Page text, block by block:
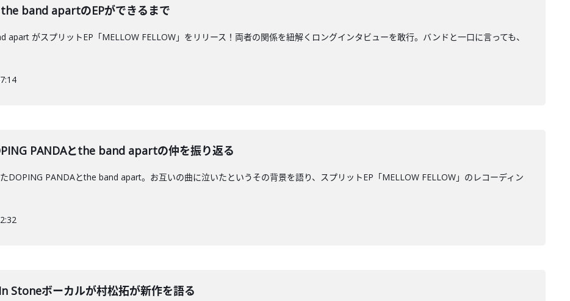
band apartのEPができるまで
apart がスプリットEP「MELLOW FELLOW」をリリース！両者の関係を紐解くロングインタビューを敢行。バンドと一口に言っても、
PANDAとthe band apartの仲を振り返る
DOPING PANDAとthe band apart。お互いの曲に泣いたというその背景を語り、スプリットEP「MELLOW FELLOW」のレコーディン
ボーカルが村松拓が新作を語る